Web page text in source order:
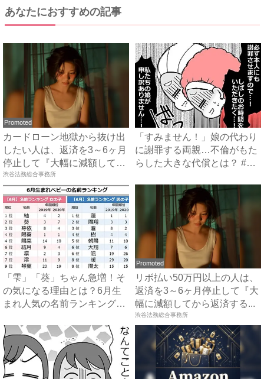
あなたにおすすめの記事
Promoted
カードローン地獄から抜け出
したい人は、返済を3～6ヶ月
停止して『大幅に減額して
か...
渋谷法務総合事務所
「すみません！」娘の代わり
に謝罪する両親…不倫がもた
らした大きな代償とは？ #
「雫」「葵」ちゃん急増！そ
の気になる理由とは？6月生
まれ人気の名前ランキング｜
Promoted
リボ払い50万円以上の人は、
返済を3～6ヶ月停止して『大
幅に減額してから返済する...
渋谷法務総合事務所